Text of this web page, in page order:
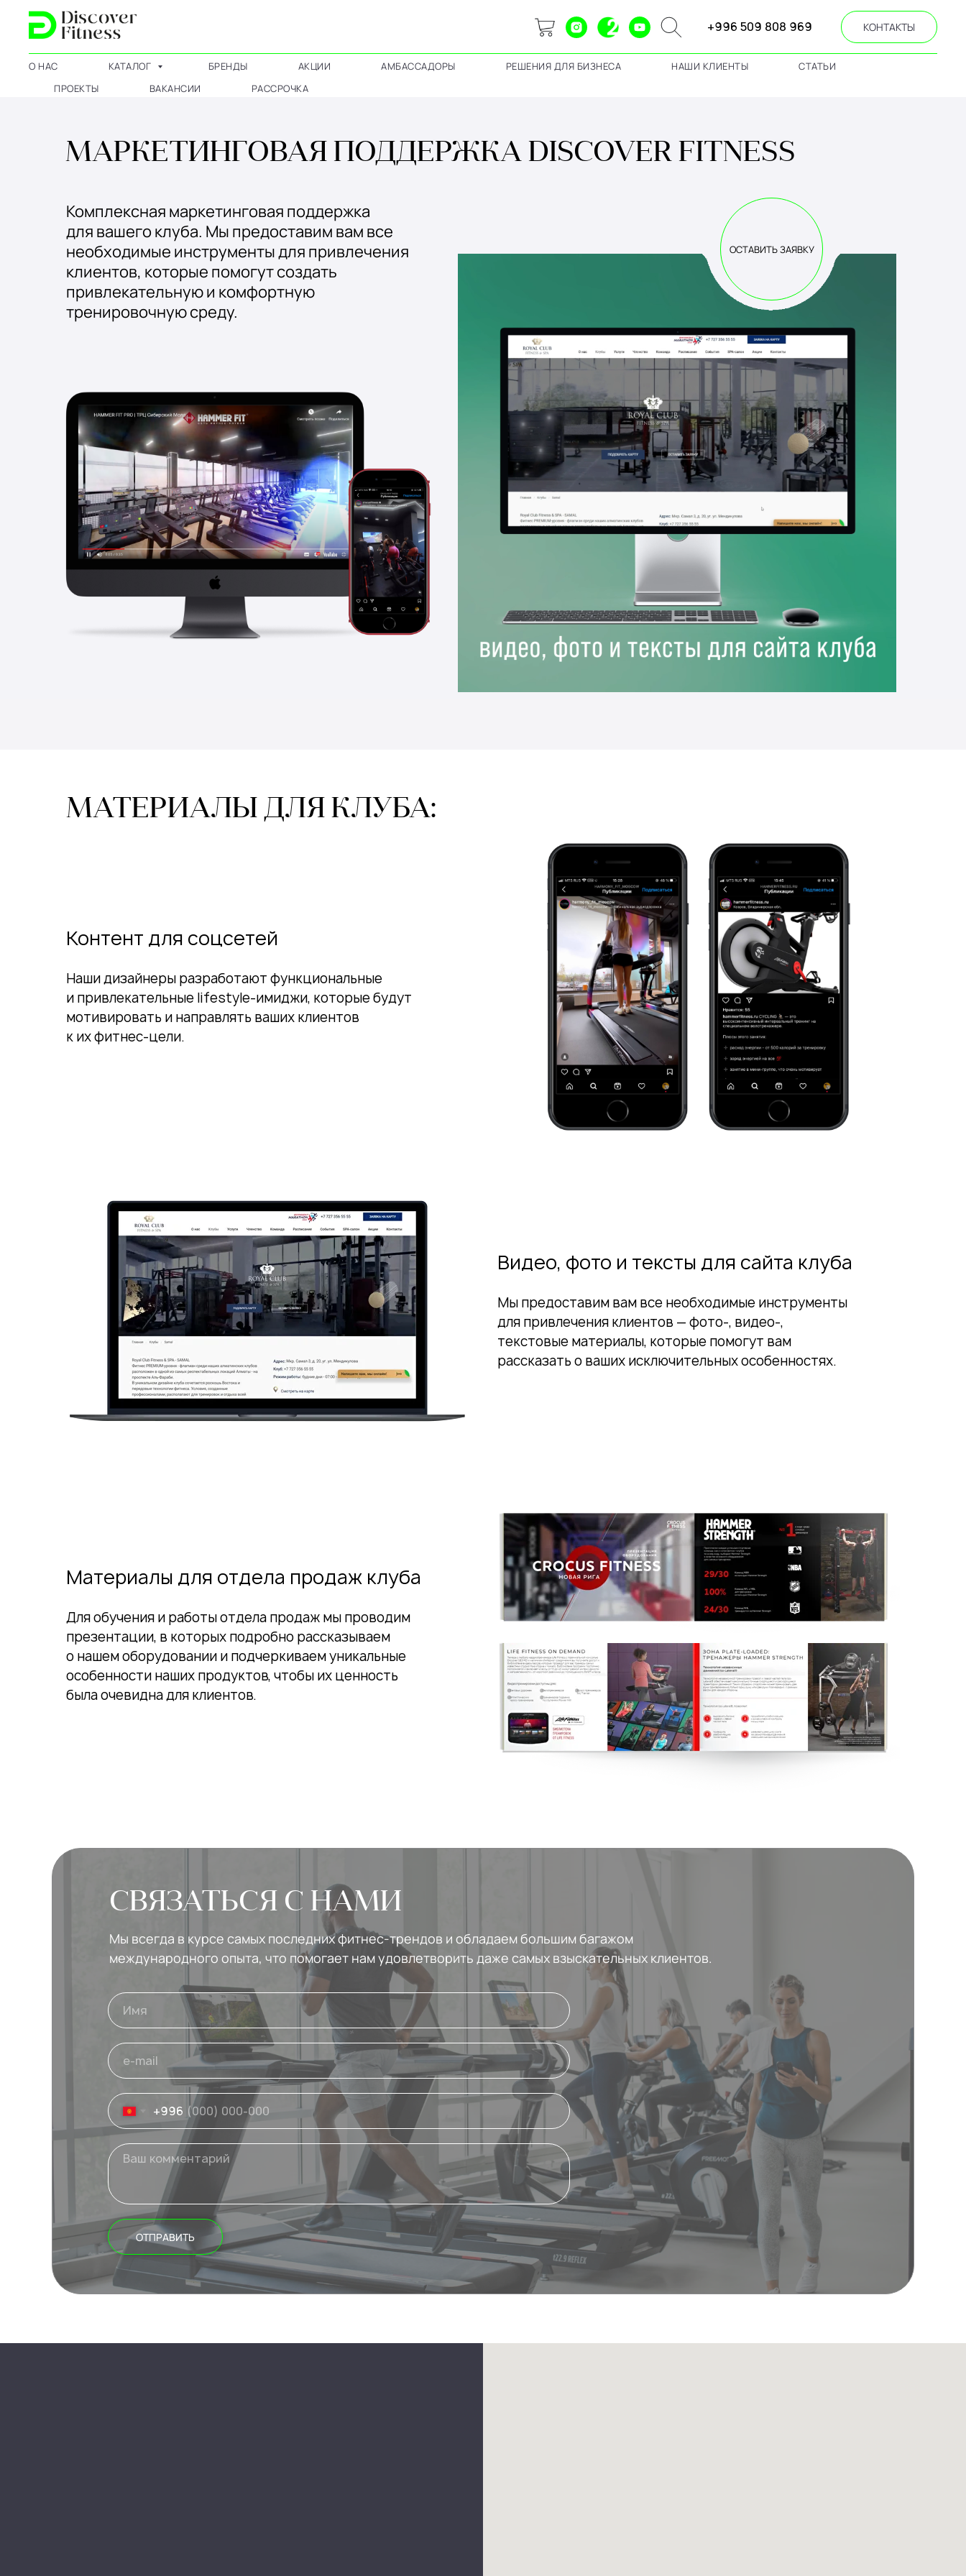
+996 509 808 969 КОНТАКТЫ
О НАС КАТАЛОГ БРЕНДЫ АКЦИИ АМБАССАДОРЫ РЕШЕНИЯ ДЛЯ БИЗНЕСА НАШИ КЛИЕНТЫ
СТАТЬИ
ПРОЕКТЫ
ВАКАНСИИ РАССРОЧКА
МАРКЕТИНГОВАЯ ПОДДЕРЖКА DISCOVER FITNESS
Комплексная маркетинговая поддержка
для вашего клуба. Мы предоставим вам все
необходимые инструменты для привлечения
клиентов, которые помогут создать
привлекательную и комфортную
тренировочную среду.
ОСТАВИТЬ ЗАЯВКУ
МАТЕРИАЛЫ ДЛЯ КЛУБА:
Контент для соцсетей
Наши дизайнеры разработают функциональные
и привлекательные lifestyle-имиджи, которые будут
мотивировать и направлять ваших клиентов
к их фитнес-цели.
Видео, фото и тексты для сайта клуба
Мы предоставим вам все необходимые инструменты
для привлечения клиентов — фото-, видео-,
текстовые материалы, которые помогут вам
рассказать о ваших исключительных особенностях.
Материалы для отдела продаж клуба
Для обучения и работы отдела продаж мы проводим
презентации, в которых подробно рассказываем
о нашем оборудовании и подчеркиваем уникальные
особенности наших продуктов, чтобы их ценность
была очевидна для клиентов.
СВЯЗАТЬСЯ С НАМИ
Мы всегда в курсе самых последних фитнес-трендов и обладаем большим багажом
международного опыта, что помогает нам удовлетворить даже самых взыскательных клиентов.
+996
ОТПРАВИТЬ